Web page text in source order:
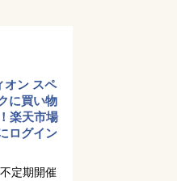
オン スペ
に買い物
楽天市場
ログイン
定期開催